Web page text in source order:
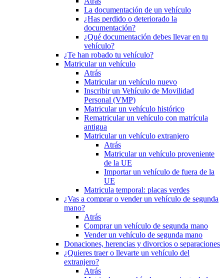
La documentación de un vehículo
¿Has perdido o deteriorado la
documentación?
¿Qué documentación debes llevar en tu
vehículo?
¿Te han robado tu vehículo?
Matricular un vehículo
Atrás
Matricular un vehículo nuevo
Inscribir un Vehículo de Movilidad
Personal (VMP)
Matricular un vehículo histórico
Rematricular un vehículo con matrícula
antigua
Matricular un vehículo extranjero
Atrás
Matricular un vehículo proveniente
de la UE
Importar un vehículo de fuera de la
UE
Matricula temporal: placas verdes
¿Vas a comprar o vender un vehículo de segunda
mano?
Atrás
Comprar un vehículo de segunda mano
Vender un vehículo de segunda mano
Donaciones, herencias y divorcios o separaciones
¿Quieres traer o llevarte un vehículo del
extranjero?
Atrás